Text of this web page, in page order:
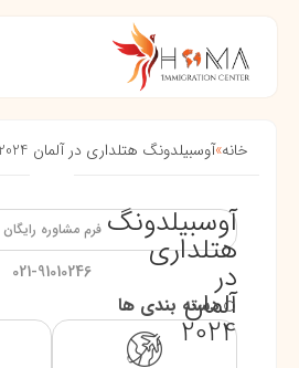
خانه»آوسبیلدونگ هتلداری در آلمان 2024
آوسبیلدونگ
هتلداری
در
آلمان
2024
فرم مشاوره رایگان
021-91010246
دسته بندی ها